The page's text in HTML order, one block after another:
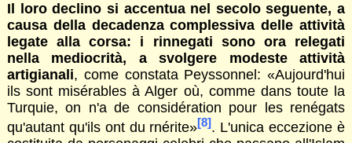
Il loro declino si accentua nel secolo seguente, a
causa della decadenza complessiva delle attività
legate alla corsa: i rinnegati sono ora relegati
nella mediocrità, a svolgere modeste attività
artigianali, come constata Peyssonnel: «Aujourd'hui
ils sont misérables à Alger où, comme dans toute la
Turquie, on n'a de considération pour les renégats
qu'autant qu'ils ont du rnérite»[8]. L'unica eccezione è